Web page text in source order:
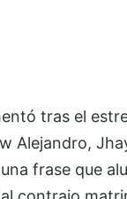
tras el
Alejandro,
frase que